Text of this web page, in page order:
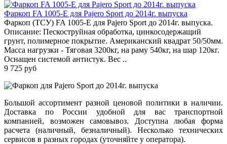
Фаркоп FA 1005-E для Pajero Sport до 2014г. выпуска
Фаркоп (ТСУ) FA 1005-E для Pajero Sport до 2014г. выпуска.
Описание: Пескоструйная обработка, цинкосодержащий
грунт, полимерное покрытие. Американский квадрат 50/50мм.
Масса нагрузки - Тяговая 3200кг, на раму 540кг, на шар 120кг.
Оснащен системой антистук. Вес ..
9 725 руб
Большой ассортимент разной ценовой политики в наличии.
Доставка по России удобной для вас транспортной
компанией, возможен самовывоз. Доступна любая форма
расчета (наличный, безналичный). Несколько технических
сервисов в разных городах (уточняйте у оператора).